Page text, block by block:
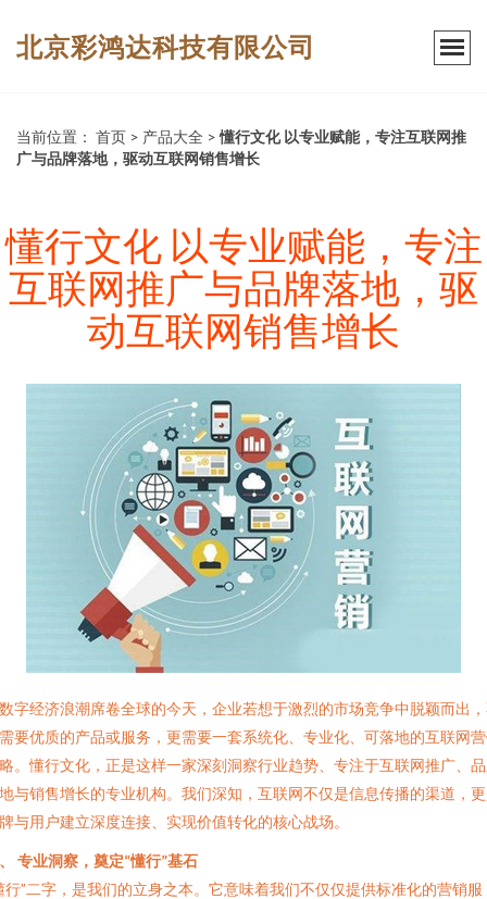
北京彩鸿达科技有限公司
当前位置： 首页 > 产品大全 > 懂行文化 以专业赋能，专注互联网推
广与品牌落地，驱动互联网销售增长
懂行文化 以专业赋能，专注
互联网推广与品牌落地，驱
动互联网销售增长
字经济浪潮席卷全球的今天，企业若想于激烈的市场竞争中脱颖而出
要优质的产品或服务，更需要一套系统化、专业化、可落地的互联网
。懂行文化，正是这样一家深刻洞察行业趋势、专注于互联网推广、
与销售增长的专业机构。我们深知，互联网不仅是信息传播的渠道，
与用户建立深度连接、实现价值转化的核心战场。
专业洞察，奠定“懂行”基石
行”二字，是我们的立身之本。它意味着我们不仅仅提供标准化的营销服